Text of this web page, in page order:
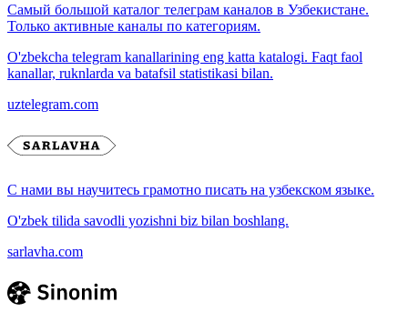
Самый большой каталог телеграм каналов в Узбекистане.
Только активные каналы по категориям.
O'zbekcha telegram kanallarining eng katta katalogi. Faqt faol
kanallar, ruknlarda va batafsil statistikasi bilan.
uztelegram.com
С нами вы научитесь грамотно писать на узбекском языке.
O'zbek tilida savodli yozishni biz bilan boshlang.
sarlavha.com